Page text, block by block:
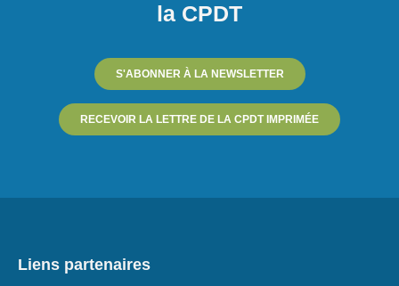
la CPDT
S'ABONNER À LA NEWSLETTER
RECEVOIR LA LETTRE DE LA CPDT IMPRIMÉE
Liens partenaires